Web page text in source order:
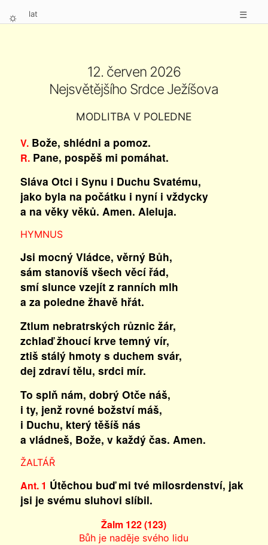
⛭ lat ☰
12. červen 2026
Nejsvětějšího Srdce Ježíšova
MODLITBA V POLEDNE
V.Bože, shlédni a pomoz.
R.Pane, pospěš mi pomáhat.
Sláva Otci i Synu i Duchu Svatému,
jako byla na počátku i nyní i vždycky
a na věky věků. Amen. Aleluja.
HYMNUS
Jsi mocný Vládce, věrný Bůh,
sám stanovíš všech věcí řád,
smí slunce vzejít z ranních mlh
a za poledne žhavě hřát.
Ztlum nebratrských různic žár,
zchlaď žhoucí krve temný vír,
ztiš stálý hmoty s duchem svár,
dej zdraví tělu, srdci mír.
To splň nám, dobrý Otče náš,
i ty, jenž rovné božství máš,
i Duchu, který těšíš nás
a vládneš, Bože, v každý čas. Amen.
ŽALTÁŘ
Ant. 1 Útěchou buď mi tvé milosrdenství, jak
jsi je svému sluhovi slíbil.
Žalm 122 (123)
Bůh je naděje svého lidu